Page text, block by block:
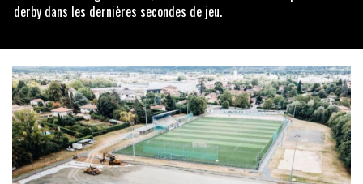
derby dans les dernières secondes de jeu.